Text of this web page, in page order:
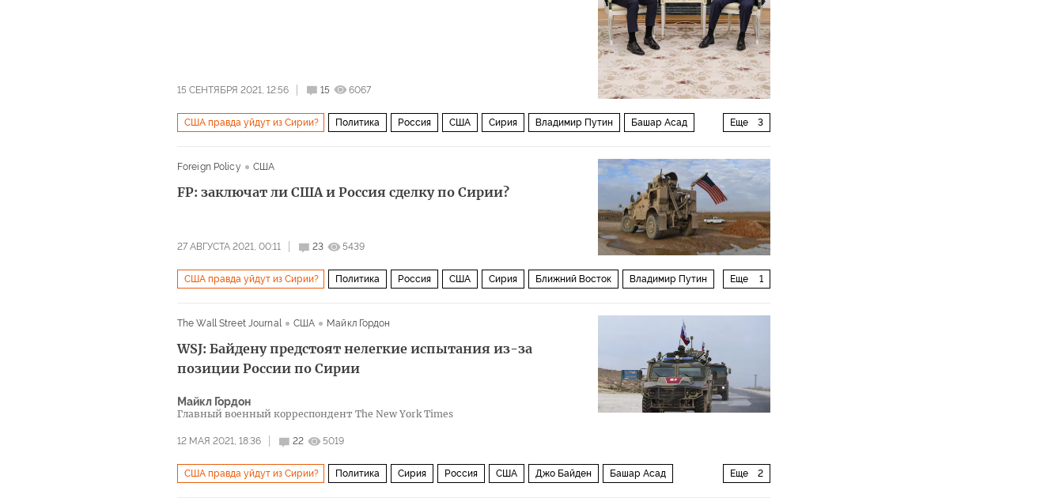
15 СЕНТЯБРЯ 2021, 12:56 15 6067
Еще 3
США правда уйдут из Сирии? Политика Россия США Сирия Владимир Путин Башар Асад
Foreign Policy
США
FP: заключат ли США и Россия сделку по Сирии?
27 АВГУСТА 2021, 00:11 23 5439
Еще 1
США правда уйдут из Сирии? Политика Россия США Сирия Ближний Восток Владимир Путин
The Wall Street Journal
США Майкл Гордон
WSJ: Байдену предстоят нелегкие испытания из-за
позиции России по Сирии
Майкл Гордон
Главный военный корреспондент The New York Times
12 МАЯ 2021, 18:36 22 5019
Еще 2
США правда уйдут из Сирии? Политика Сирия Россия США Джо Байден Башар Асад